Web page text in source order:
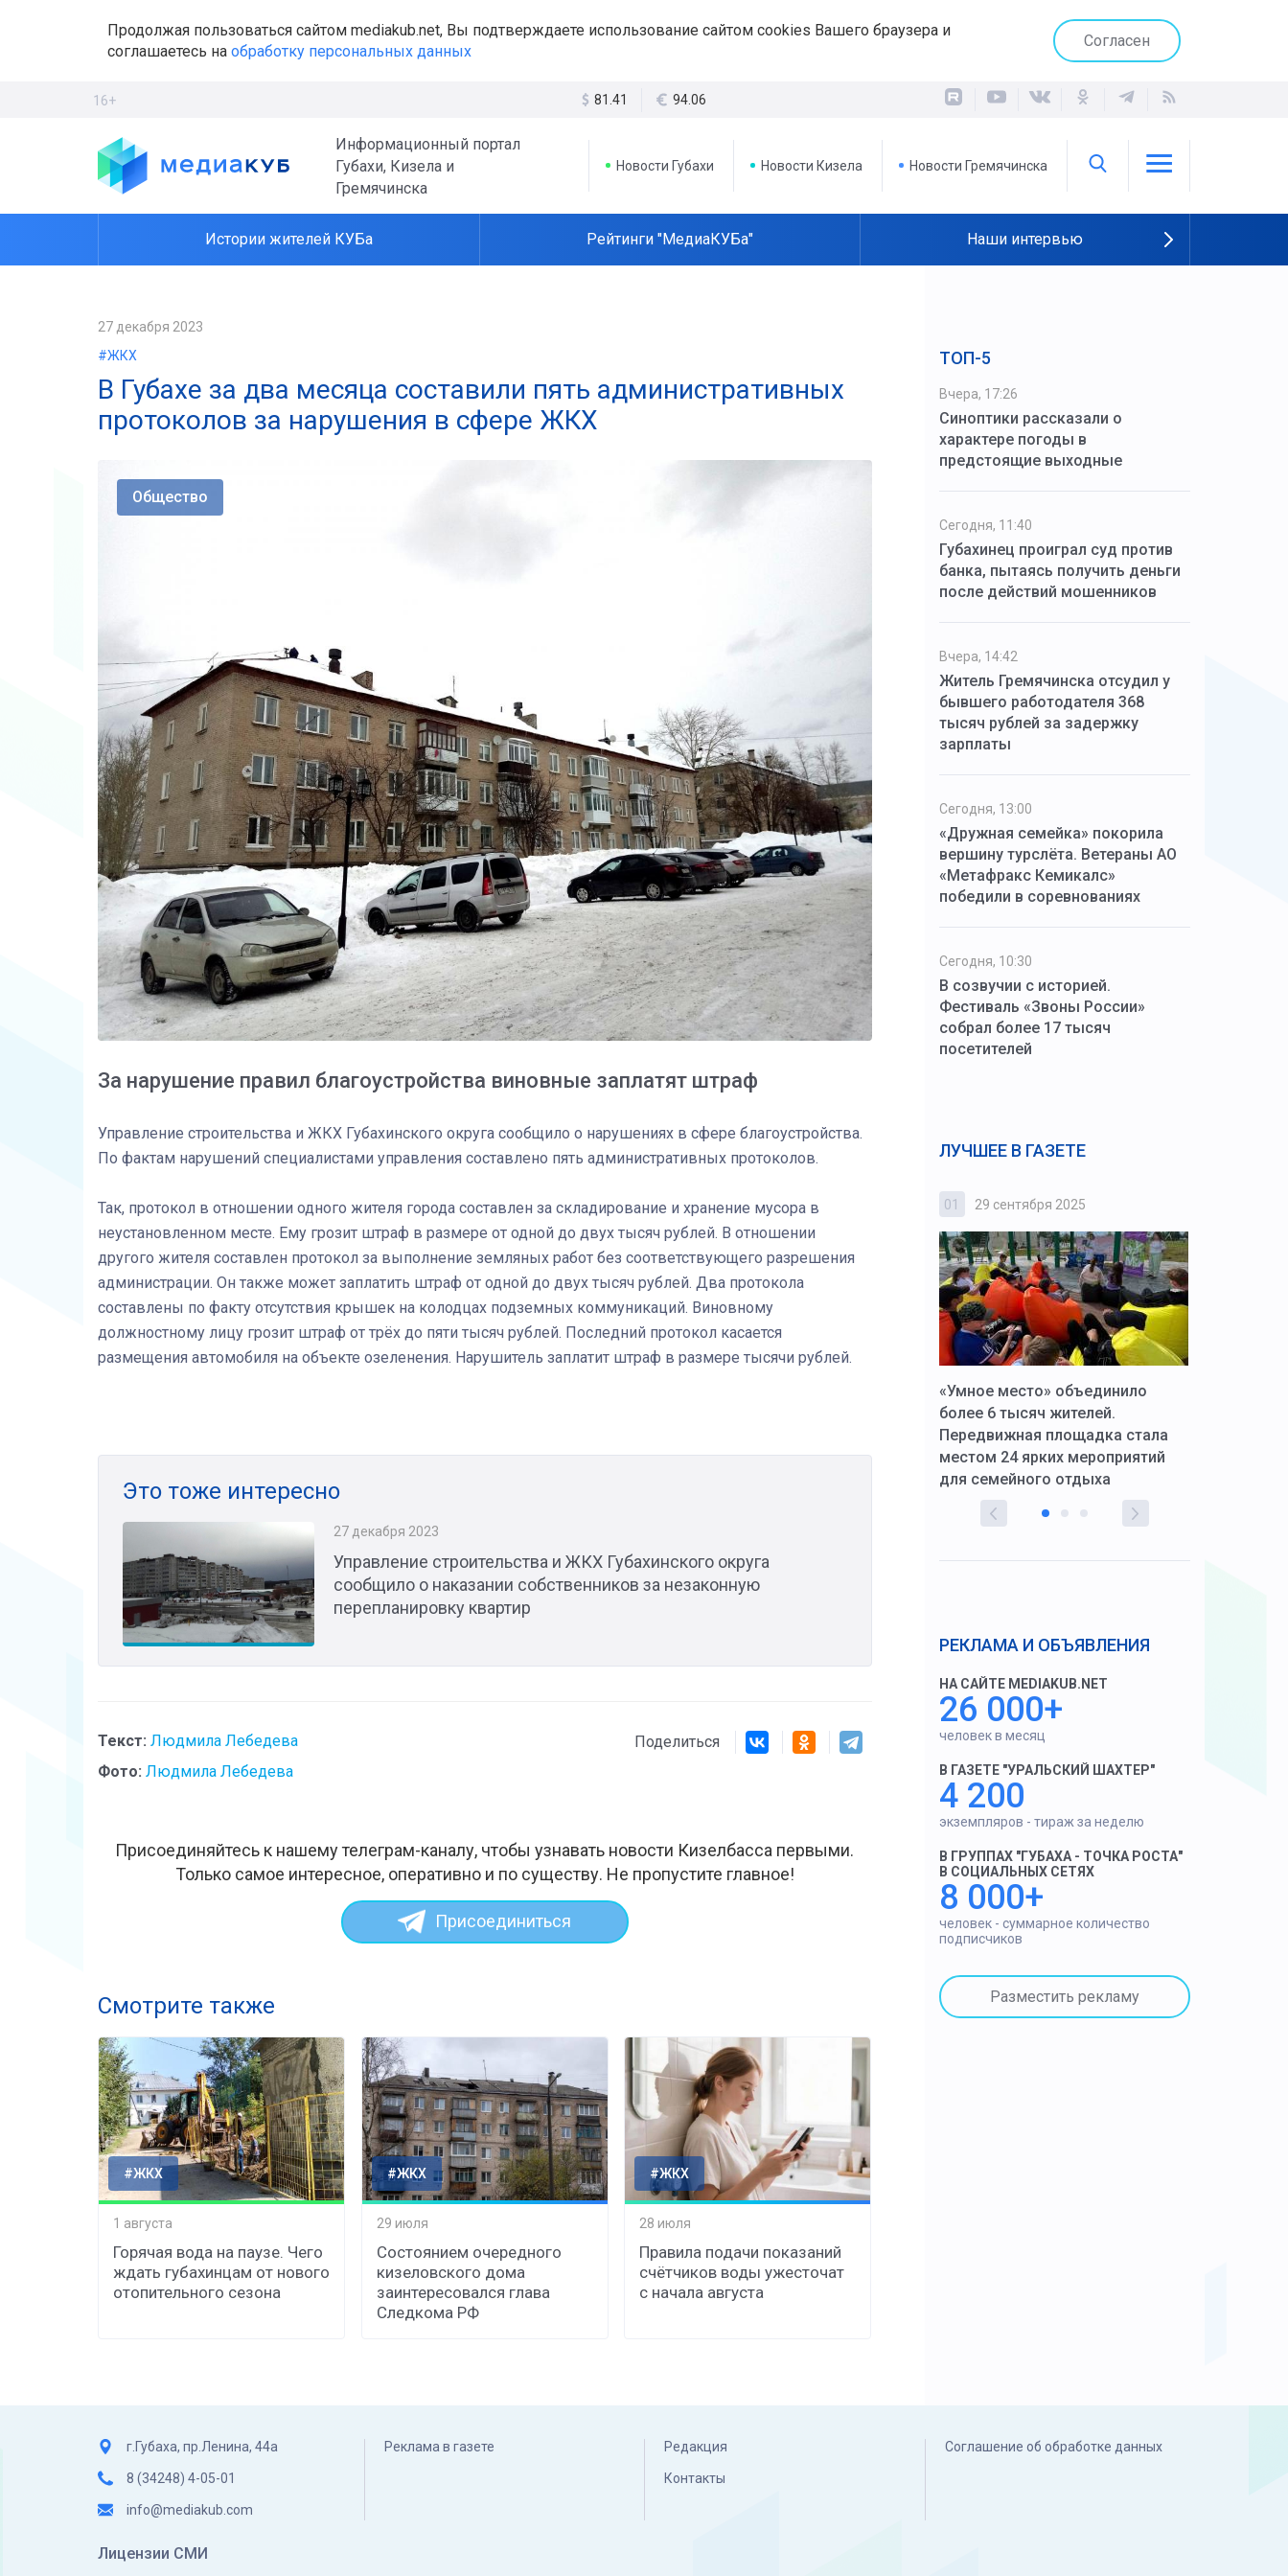
Продолжая пользоваться сайтом mediakub.net, Вы подтверждаете использование сайтом cookies Вашего браузера и
соглашаетесь на обработку персональных данных
Согласен
16+ 81.41 94.06
Информационный портал
Губахи, Кизела и
Гремячинска
Новости Губахи Новости Кизела Новости Гремячинска
Истории жителей КУБа Рейтинги "МедиаКУБа" Наши интервью
27 декабря 2023
#ЖКХ
В Губахе за два месяца составили пять административных
протоколов за нарушения в сфере ЖКХ
Общество
За нарушение правил благоустройства виновные заплатят штраф
Управление строительства и ЖКХ Губахинского округа сообщило о нарушениях в сфере благоустройства.
По фактам нарушений специалистами управления составлено пять административных протоколов.
Так, протокол в отношении одного жителя города составлен за складирование и хранение мусора в
неустановленном месте. Ему грозит штраф в размере от одной до двух тысяч рублей. В отношении
другого жителя составлен протокол за выполнение земляных работ без соответствующего разрешения
администрации. Он также может заплатить штраф от одной до двух тысяч рублей. Два протокола
составлены по факту отсутствия крышек на колодцах подземных коммуникаций. Виновному
должностному лицу грозит штраф от трёх до пяти тысяч рублей. Последний протокол касается
размещения автомобиля на объекте озеленения. Нарушитель заплатит штраф в размере тысячи рублей.
Это тоже интересно
27 декабря 2023
Управление строительства и ЖКХ Губахинского округа
сообщило о наказании собственников за незаконную
перепланировку квартир
Текст: Людмила Лебедева
Фото: Людмила Лебедева
Поделиться
Присоединяйтесь к нашему телеграм-каналу, чтобы узнавать новости Кизелбасса первыми.
Только самое интересное, оперативно и по существу. Не пропустите главное!
Присоединиться
Смотрите также
#ЖКХ
1 августа
Горячая вода на паузе. Чего
ждать губахинцам от нового
отопительного сезона
#ЖКХ
29 июля
Состоянием очередного
кизеловского дома
заинтересовался глава
Следкома РФ
#ЖКХ
28 июля
Правила подачи показаний
счётчиков воды ужесточат
с начала августа
ТОП-5
Вчера, 17:26
Синоптики рассказали о
характере погоды в
предстоящие выходные
Сегодня, 11:40
Губахинец проиграл суд против
банка, пытаясь получить деньги
после действий мошенников
Вчера, 14:42
Житель Гремячинска отсудил у
бывшего работодателя 368
тысяч рублей за задержку
зарплаты
Сегодня, 13:00
«Дружная семейка» покорила
вершину турслёта. Ветераны АО
«Метафракс Кемикалс»
победили в соревнованиях
Сегодня, 10:30
В созвучии с историей.
Фестиваль «Звоны России»
собрал более 17 тысяч
посетителей
ЛУЧШЕЕ В ГАЗЕТЕ
03 4 октября 2025
реальностью свою детскую
01 29 сентября 2025
«Умное место» объединило
более 6 тысяч жителей.
Передвижная площадка стала
местом 24 ярких мероприятий
для семейного отдыха
РЕКЛАМА И ОБЪЯВЛЕНИЯ
НА САЙТЕ MEDIAKUB.NET
26 000+
человек в месяц
В ГАЗЕТЕ "УРАЛЬСКИЙ ШАХТЕР"
4 200
экземпляров - тираж за неделю
В ГРУППАХ "ГУБАХА - ТОЧКА РОСТА"
В СОЦИАЛЬНЫХ СЕТЯХ
8 000+
человек - суммарное количество
подписчиков
Разместить рекламу
г.Губаха, пр.Ленина, 44а
8 (34248) 4-05-01
info@mediakub.com
Реклама в газете Редакция
Контакты
Соглашение об обработке данных
Лицензии СМИ